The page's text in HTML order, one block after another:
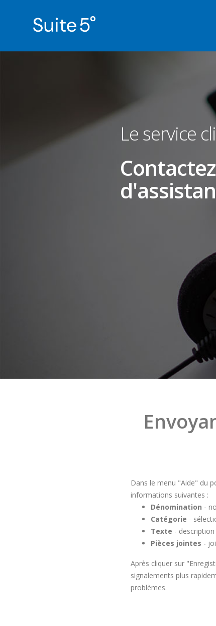
Le service
Dans le menu "Aide" du
informations suivantes :
Dénomination -
Catégorie -
Texte -
Pièces jointes -
Après cliquer sur
signalements plus
problèmes.